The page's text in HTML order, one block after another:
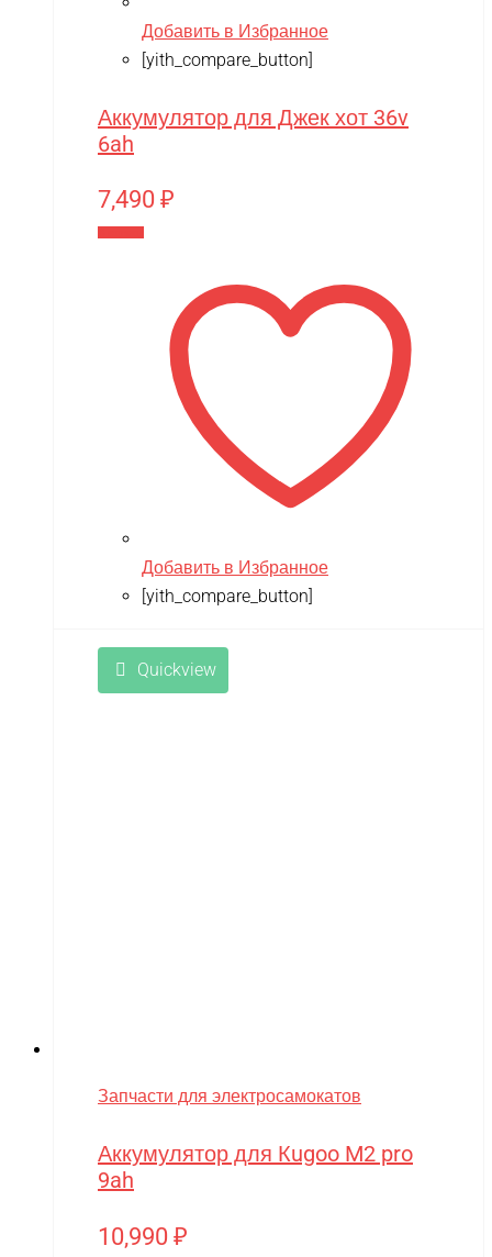
Добавить в Избранное
[yith_compare_button]
Аккумулятор для Джек хот 36v
6ah
7,490 ₽
Добавить в Избранное
[yith_compare_button]
Quickview
Запчасти для электросамокатов
Аккумулятор для Кugoo M2 pro
9ah
10,990 ₽